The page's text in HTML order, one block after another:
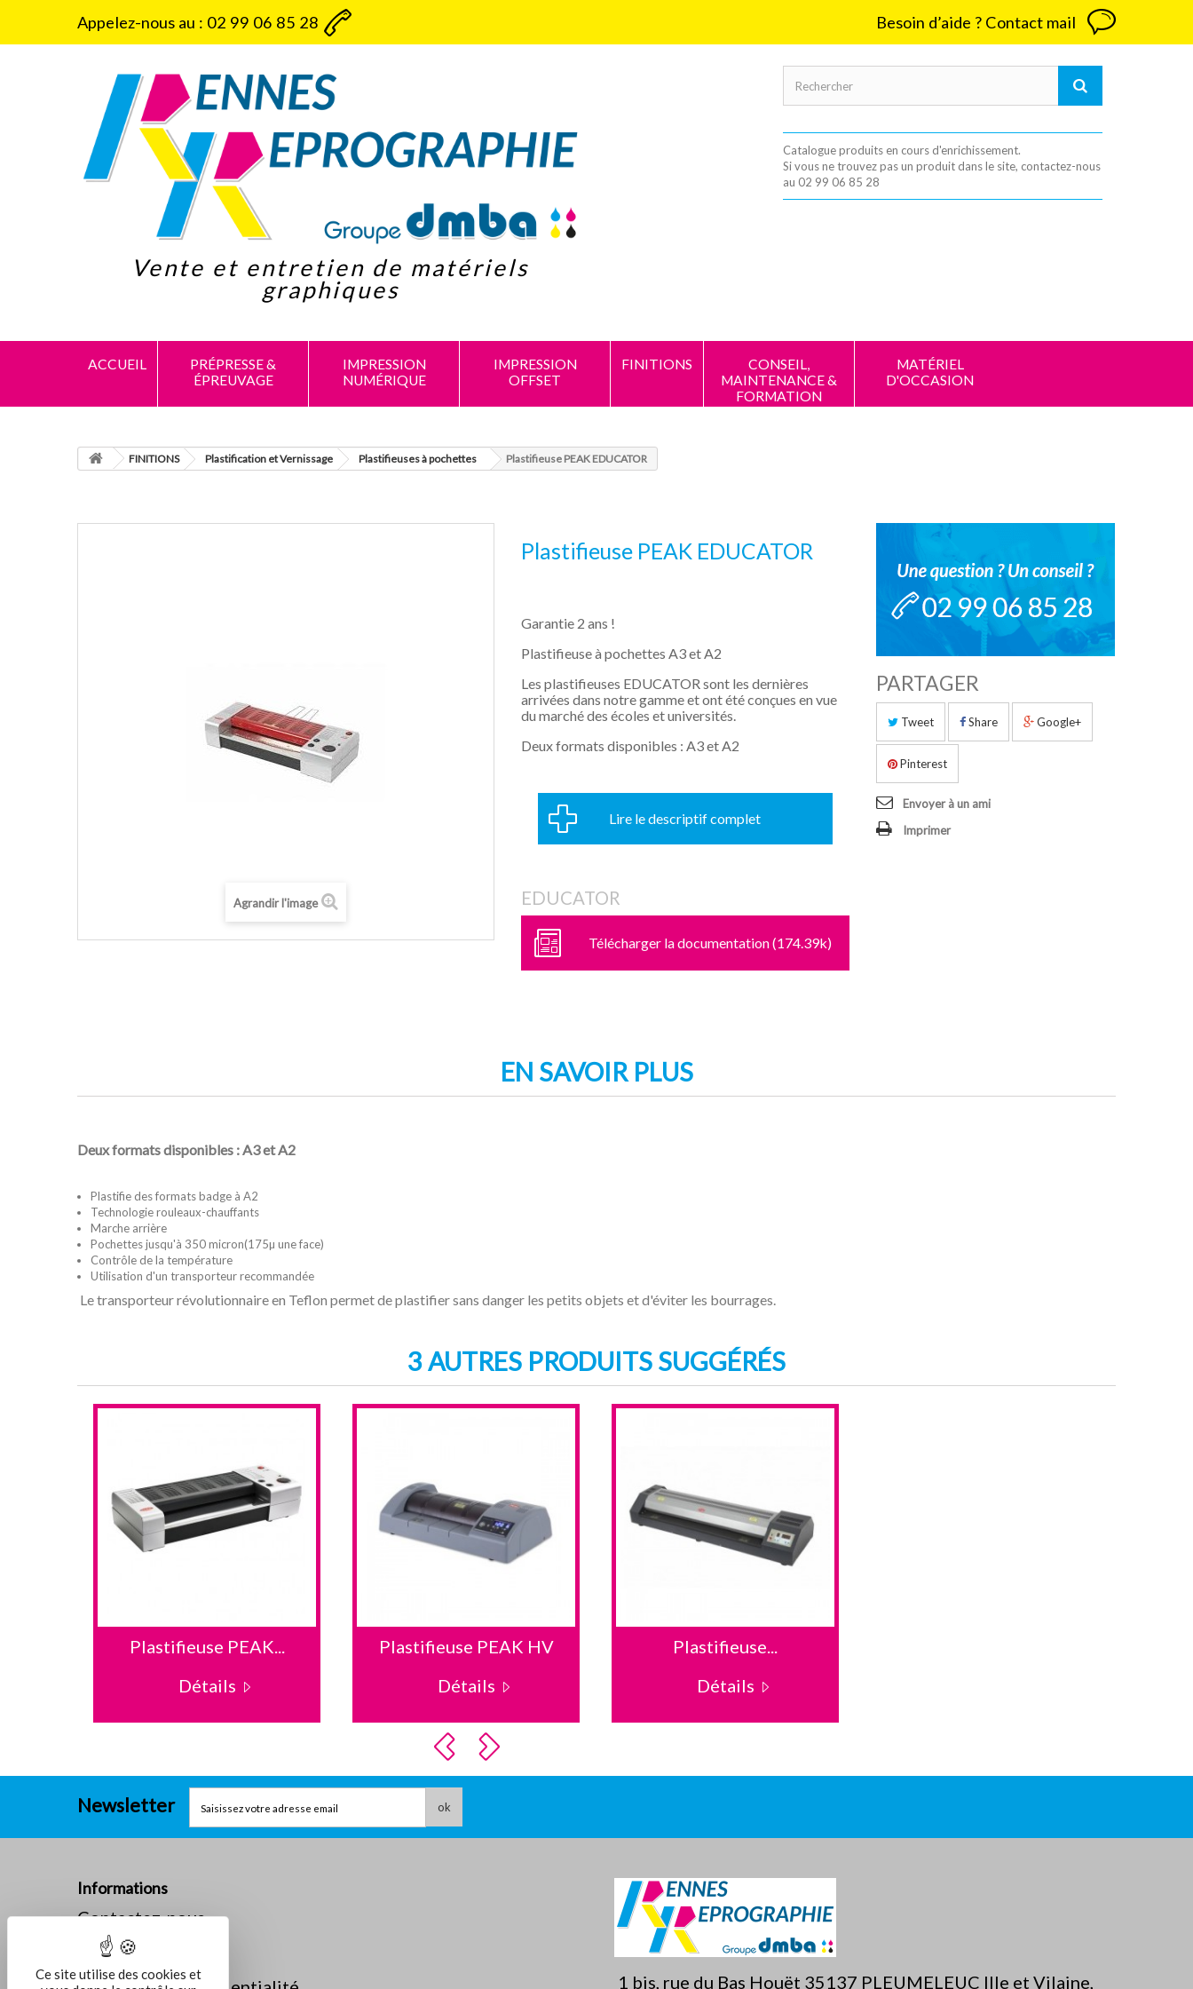
Besoin d’aide ? Contact mail
Appelez-nous au : 02 99 06 85 28
Catalogue produits en cours d'enrichissement.
Si vous ne trouvez pas un produit dans le site, contactez-nous
au 02 99 06 85 28
Vente et entretien de matériels
graphiques
ACCUEIL
PRÉPRESSE &
ÉPREUVAGE
IMPRESSION
NUMÉRIQUE
IMPRESSION
OFFSET
FINITIONS
CONSEIL,
MAINTENANCE &
FORMATION
MATÉRIEL
D'OCCASION
FINITIONS Plastification et Vernissage Plastifieuses à pochettes Plastifieuse PEAK EDUCATOR
Agrandir l'image
Plastifieuse PEAK EDUCATOR
Garantie 2 ans !
Plastifieuse à pochettes A3 et A2
Les plastifieuses EDUCATOR sont les dernières
arrivées dans notre gamme et ont été conçues en vue
du marché des écoles et universités.
Deux formats disponibles : A3 et A2
Lire le descriptif complet
EDUCATOR
Télécharger la documentation (174.39k)
PARTAGER
Tweet Share Google+
Pinterest
Envoyer à un ami
Imprimer
EN SAVOIR PLUS
Deux formats disponibles : A3 et A2
Plastifie des formats badge à A2
Technologie rouleaux-chauffants
Marche arrière
Pochettes jusqu'à 350 micron(175µ une face)
Contrôle de la température
Utilisation d'un transporteur recommandée
Le transporteur révolutionnaire en Teflon permet de plastifier sans danger les petits objets et d'éviter les bourrages.
3 AUTRES PRODUITS SUGGÉRÉS
Plastifieuse PEAK...
Détails
Plastifieuse PEAK HV
Détails
Plastifieuse...
Détails
Newsletter ok
Informations
Contactez-nous
La société
Mentions légales
1 bis, rue du Bas Houët 35137 PLEUMELEUC Ille et Vilaine,
Ce site utilise des cookies et